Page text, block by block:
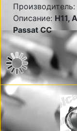
Производитель:
Описание: Н11,
Passat CC